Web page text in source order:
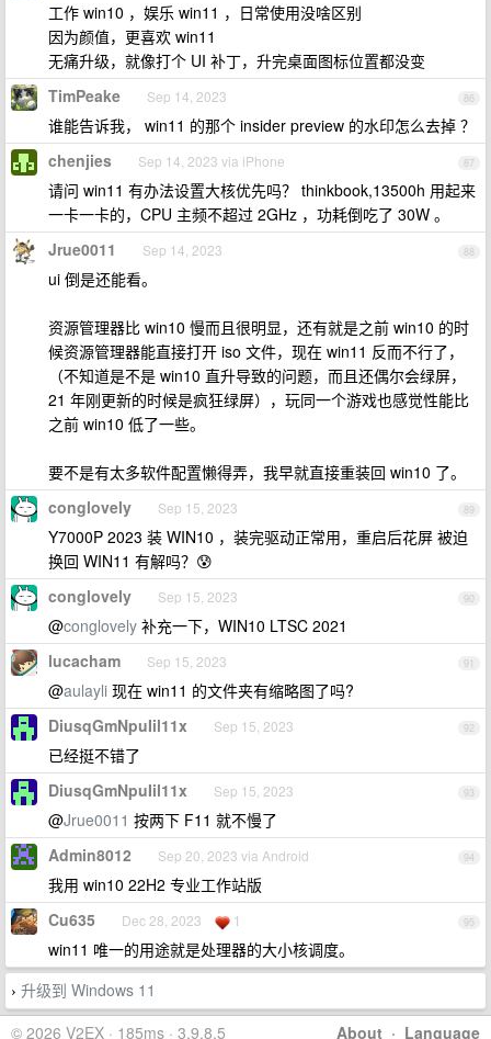
工作 win10 ，娱乐 win11 ，日常使用没啥区别
因为颜值，更喜欢 win11
无痛升级，就像打个 UI 补丁，升完桌面图标位置都没变
86
TimPeake Sep 14, 2023
谁能告诉我， win11 的那个 insider preview 的水印怎么去掉 ？
87
chenjies Sep 14, 2023 via iPhone
请问 win11 有办法设置大核优先吗？ thinkbook,13500h 用起来
一卡一卡的，CPU 主频不超过 2GHz ，功耗倒吃了 30W 。
88
Jrue0011 Sep 14, 2023
ui 倒是还能看。
资源管理器比 win10 慢而且很明显，还有就是之前 win10 的时
候资源管理器能直接打开 iso 文件，现在 win11 反而不行了，
（不知道是不是 win10 直升导致的问题，而且还偶尔会绿屏，
21 年刚更新的时候是疯狂绿屏），玩同一个游戏也感觉性能比
之前 win10 低了一些。
要不是有太多软件配置懒得弄，我早就直接重装回 win10 了。
89
conglovely Sep 15, 2023
Y7000P 2023 装 WIN10 ，装完驱动正常用，重启后花屏 被迫
换回 WIN11 有解吗？😰
90
conglovely Sep 15, 2023
@conglovely 补充一下，WIN10 LTSC 2021
91
lucacham Sep 15, 2023
@aulayli 现在 win11 的文件夹有缩略图了吗?
92
DiusqGmNpuIil11x Sep 15, 2023
已经挺不错了
93
DiusqGmNpuIil11x Sep 15, 2023
@Jrue0011 按两下 F11 就不慢了
94
Admin8012 Sep 20, 2023 via Android
我用 win10 22H2 专业工作站版
95
Cu635 Dec 28, 2023 1
win11 唯一的用途就是处理器的大小核调度。
› 升级到 Windows 11
About · Language
© 2026 V2EX · 185ms · 3.9.8.5